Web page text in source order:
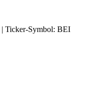
| Ticker-Symbol: BEI